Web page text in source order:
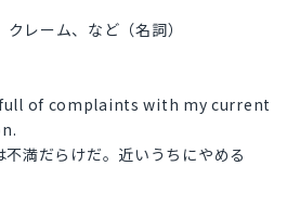
レーム、など（名詞）
of complaints with my current
満だらけだ。近いうちにやめる